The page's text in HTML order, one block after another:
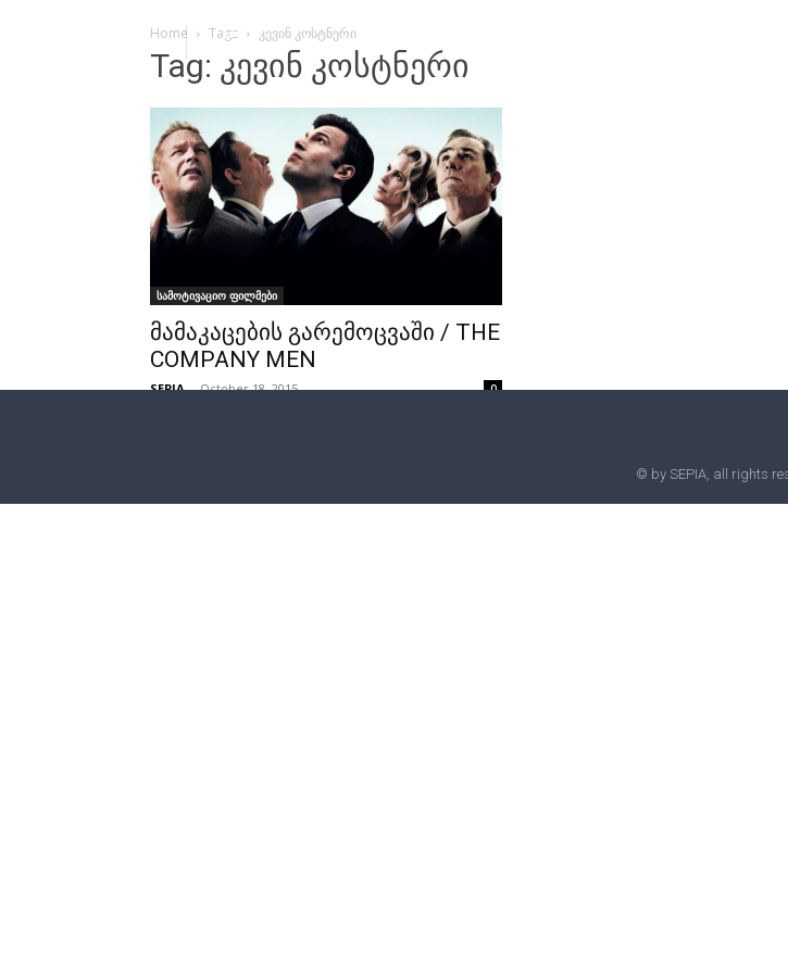
Home Tags კევინ კოსტნერი
Tag: კევინ კოსტნერი
სამოტივაციო ფილმები
მამაკაცების გარემოცვაში / THE
COMPANY MEN
SEPIA - October 18, 2015 0
© by SEPIA, all rights